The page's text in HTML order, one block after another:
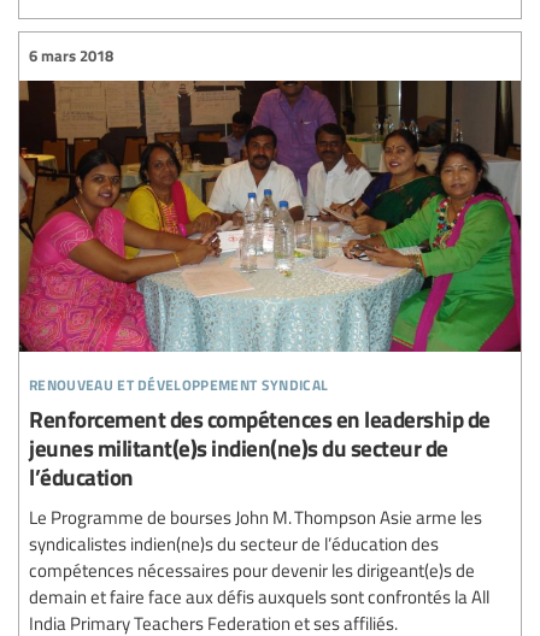
renouveau et développement syndical
6 mars 2018
Renforcement des compétences en leadership de
jeunes militant(e)s indien(ne)s du secteur de
l’éducation
Le Programme de bourses John M. Thompson Asie arme les
syndicalistes indien(ne)s du secteur de l’éducation des
compétences nécessaires pour devenir les dirigeant(e)s de
demain et faire face aux défis auxquels sont confrontés la All
India Primary Teachers Federation et ses affiliés.